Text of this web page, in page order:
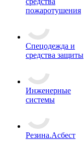
пожаротушения
Спецодежда и
средства защиты
Инженерные
системы
Резина.Асбест